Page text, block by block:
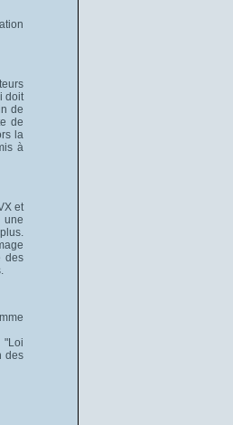
doit
de
de
la
à
et
une
des
"Loi
des